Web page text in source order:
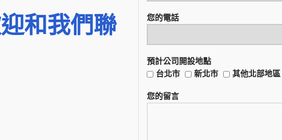
和我們聯
您的電話
預計公司開設地點
台北市
新北市 其他北部地區
您的留言